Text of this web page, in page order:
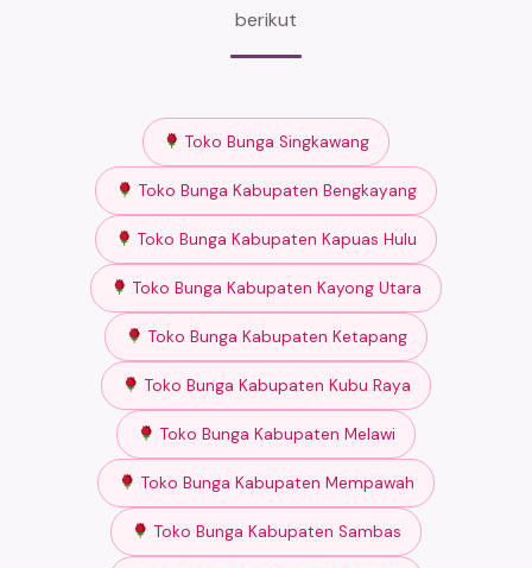
berikut
Toko Bunga Singkawang
Toko Bunga Kabupaten Bengkayang
Toko Bunga Kabupaten Kapuas Hulu
Toko Bunga Kabupaten Kayong Utara
Toko Bunga Kabupaten Ketapang
Toko Bunga Kabupaten Kubu Raya
Toko Bunga Kabupaten Melawi
Toko Bunga Kabupaten Mempawah
Toko Bunga Kabupaten Sambas